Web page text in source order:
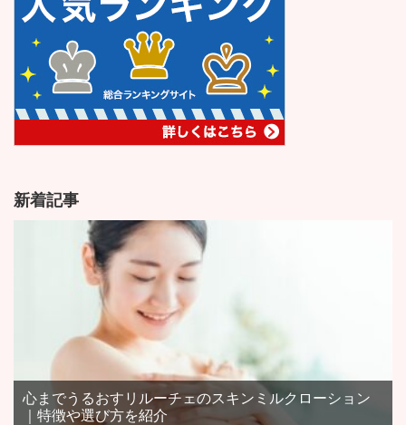
新着記事
心までうるおすリルーチェのスキンミルクローション
｜特徴や選び方を紹介